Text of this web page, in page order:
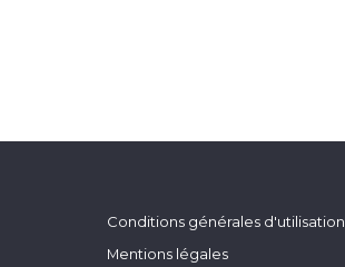
Conditions générales d'utilisation
Mentions légales